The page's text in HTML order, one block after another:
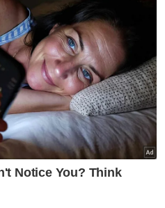
E-Mel setiap
saja dan operasi akan
keadaan cuaca